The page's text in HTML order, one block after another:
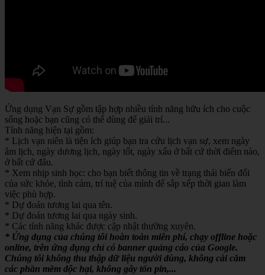
Ứng dụng Vạn Sự gồm tập hợp nhiều tính năng hữu ích cho cuộc
sống hoặc bạn cũng có thể dùng để giải trí...
Tính năng hiện tại gồm:
* Lịch vạn niên là tiện ích giúp bạn tra cứu lịch vạn sự, xem ngày
âm lịch, ngày dương lịch, ngày tốt, ngày xấu ở bất cứ thời điểm nào,
ở bất cứ đâu.
* Xem nhịp sinh học: cho bạn biết thông tin về trạng thái biến đổi
của sức khỏe, tình cảm, trí tuệ của mình để sắp xếp thời gian làm
việc phù hợp.
* Dự đoán tương lai qua tên.
* Dự đoán tương lai qua ngày sinh.
* Các tính năng khác được cập nhật thường xuyên.
* Ứng dụng của chúng tôi hoàn toàn miễn phí, chạy offline hoặc
online, trên ứng dụng chỉ có banner quảng cáo của Google.
Chúng tôi không thu thập dữ liệu người dùng, không cài cắm
các phần mềm độc hại, không gây tốn pin,...